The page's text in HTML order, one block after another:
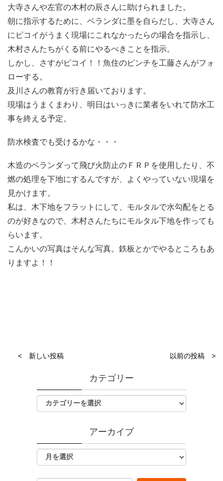
大寺さんや左官の木村の辰さんに助けられました。
朝に指示するために、ベランダに墨を自らだし、大寺さん
にピコイがうまく現場にこれなかったらの場合を指示し、
木村さんたちがくる前にやるべきことを指示。
しかし、さすがピコイ！！魚住のピンチを工藤さんがフォ
ローする。
及川さんの教育が行き届いております。
現場はうまくまわり、明日はいっきに業者をいれて防水工
事を終える予定。
防水検査でも受けるかな・・・
木造のベランダって飛び火防止のＦＲＰを使用したり、不
燃の処理を下地にするんですが、よくやっていない現場を
見かけます。
私は、木下地をフラットにして、モルタルで水勾配をとる
のが好きなので、木村さんたちにモルタル下地を作っても
らいます。
こんかいの写真はそんな写真。鉄板とかでやるところもあ
りますよ！！
< 新しい投稿 以前の投稿 >
カテゴリー
アーカイブ